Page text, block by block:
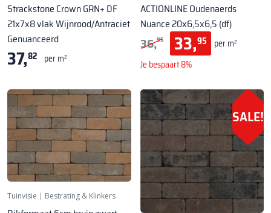
Strackstone Crown GRN+ DF
21x7x8 vlak Wijnrood/Antraciet
Genuanceerd
37,82 per m²
ACTIONLINE Oudenaerds
Nuance 20x6,5x6,5 (df)
36,95 33,95
per m²
Je bespaart 8%
Tuinvisie | Bestrating & Klinkers
SALE!